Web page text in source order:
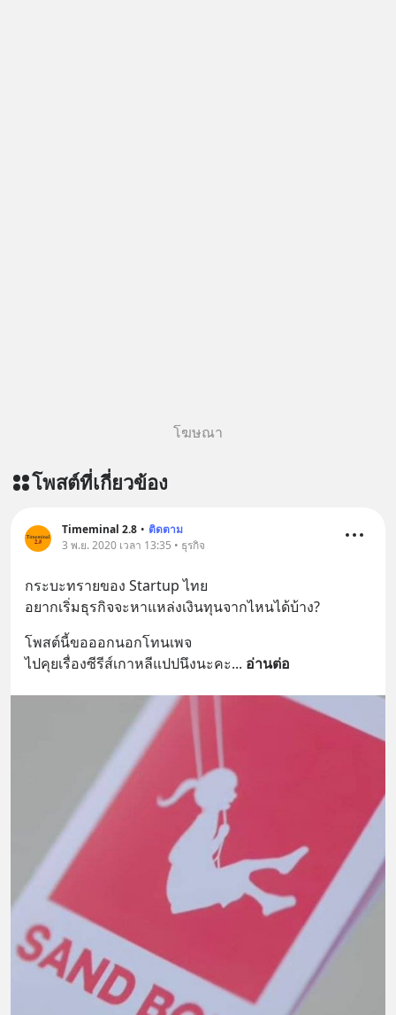
โฆษณา
โพสต์ที่เกี่ยวข้อง
Timeminal 2.8 • ติดตาม
3 พ.ย. 2020 เวลา 13:35 • ธุรกิจ
กระบะทรายของ Startup ไทย
อยากเริ่มธุรกิจจะหาแหล่งเงินทุนจากไหนได้บ้าง?
โพสต์นี้ขอออกนอกโทนเพจ
ไปคุยเรื่องซีรีส์เกาหลีแปปนึงนะคะ... อ่านต่อ